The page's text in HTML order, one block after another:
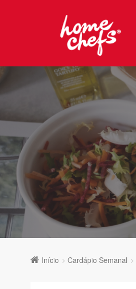
Início Cardápio Semanal